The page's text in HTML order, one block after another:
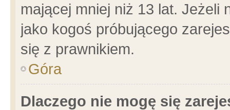
mającej mniej niż 13 lat. Jeżeli
jako kogoś próbującego
się z prawnikiem.
Góra
Dlaczego nie mogę się